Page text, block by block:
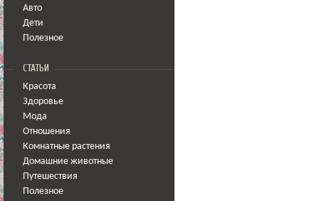
Авто
Дети
Полезное
СТАТЬИ
Красота
Здоровье
Мода
Отношения
Комнатные растения
Домашние животные
Путешествия
Полезное